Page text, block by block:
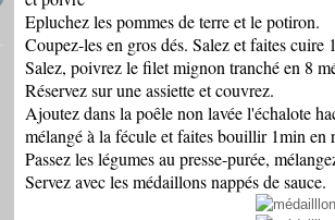
Epluchez les pommes de terre et le potiron.
Coupez-les en gros dés. Salez et faites cuire
Salez, poivrez le filet mignon tranché en 8
Réservez sur une assiette et couvrez.
Ajoutez dans la poêle non lavée l'échalote
mélangé à la fécule et faites bouillir 1min
Passez les légumes au presse-purée,
Servez avec les médaillons nappés de sauce.